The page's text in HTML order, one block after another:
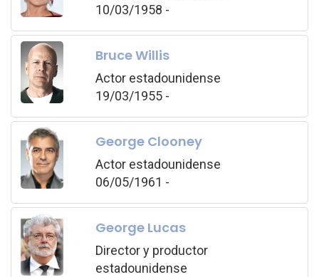
10/03/1958 -
Bruce Willis
Actor estadounidense
19/03/1955 -
George Clooney
Actor estadounidense
06/05/1961 -
George Lucas
Director y productor
estadounidense